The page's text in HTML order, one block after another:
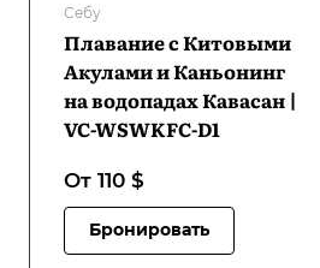
Себу
Плавание с Китовыми
Акулами и Каньонинг
на водопадах Кавасан |
VC-WSWKFC-D1
От 110 $
Бронировать